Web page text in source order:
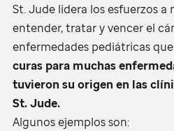
St. Jude lidera los esfuerzos a
entender, tratar y vencer el
enfermedades pediátricas
curas para muchas
tuvieron su origen en las
St. Jude.
Algunos ejemplos son: